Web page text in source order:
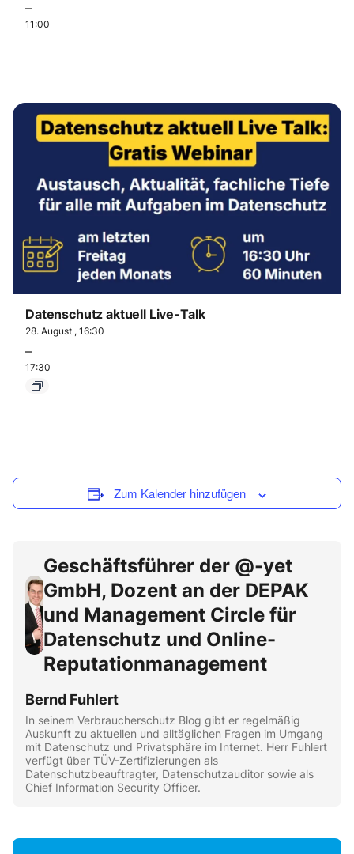
–
11:00
Datenschutz aktuell Live-Talk
28. August , 16:30
–
17:30
Zum Kalender hinzufügen
Geschäftsführer der @-yet
GmbH, Dozent an der DEPAK
und Management Circle für
Datenschutz und Online-
Reputationmanagement
Bernd Fuhlert
In seinem Verbraucherschutz Blog gibt er regelmäßig
Auskunft zu aktuellen und alltäglichen Fragen im Umgang
mit Datenschutz und Privatsphäre im Internet. Herr Fuhlert
verfügt über TÜV-Zertifizierungen als
Datenschutzbeauftragter, Datenschutzauditor sowie als
Chief Information Security Officer.